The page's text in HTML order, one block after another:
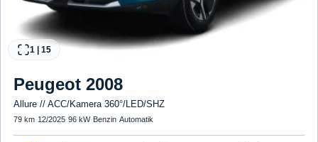
1 | 15
Peugeot 2008
Allure // ACC/Kamera 360°/LED/SHZ
79 km· 12/2025·96 kW· Benzin·Automatik